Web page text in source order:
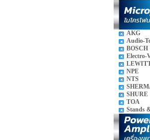
AKG
Audio-
BOSCH
Electro-
NPE
NTS
SHURE
TOA
Stands